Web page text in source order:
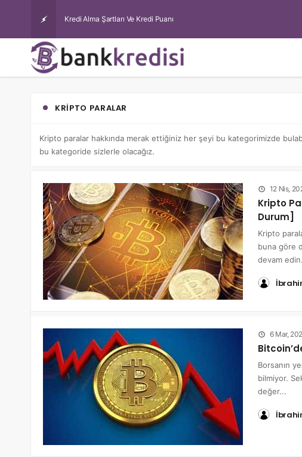
Kredi Alma Şartları Ve Kredi Puanı
KRIPTO PARALAR
Kripto paralar hakkında merak ettiğiniz her şeyi bu kategorimizde
bu kategoride sizlerle olacağız.
12 Nis,
Kripto
Durum]
Kripto
buna göre
devam
6 Mar,
Borsanın
bilmiyor.
değer...